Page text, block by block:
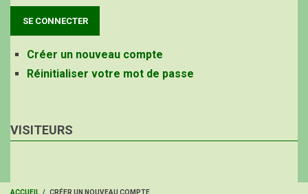
Créer un nouveau compte
Réinitialiser votre mot de passe
VISITEURS
ACCUEIL / CRÉER UN NOUVEAU COMPTE